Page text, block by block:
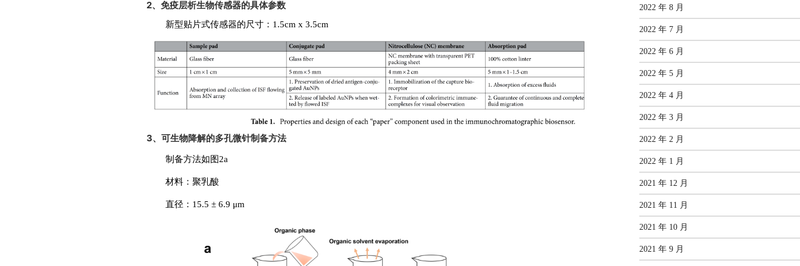
2、免疫层析生物传感器的具体参数
新型贴片式传感器的尺寸：1.5cm x 3.5cm
3、可生物降解的多孔微针制备方法
制备方法如图2a
材料：聚乳酸
直径：15.5 ± 6.9 μm
2022 年 8 月
2022 年 7 月
2022 年 6 月
2022 年 5 月
2022 年 4 月
2022 年 3 月
2022 年 2 月
2022 年 1 月
2021 年 12 月
2021 年 11 月
2021 年 10 月
2021 年 9 月